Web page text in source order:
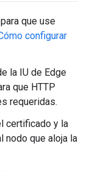
que use
configurar
la IU de Edge
que HTTP
requeridas.
certificado y la
nodo que aloja la